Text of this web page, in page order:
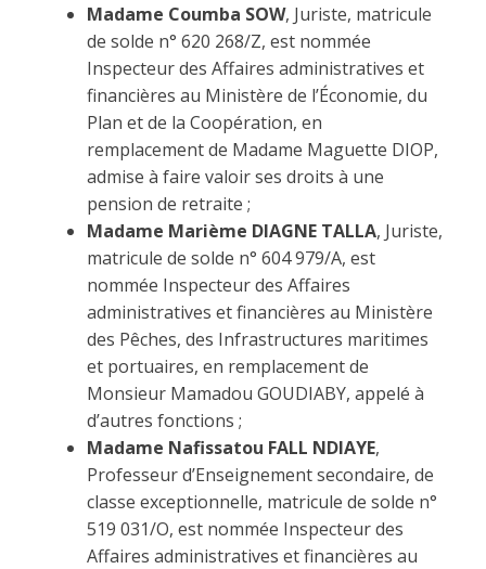
Madame Coumba SOW, Juriste, matricule
de solde n° 620 268/Z, est nommée
Inspecteur des Affaires administratives et
financières au Ministère de l’Économie, du
Plan et de la Coopération, en
remplacement de Madame Maguette DIOP,
admise à faire valoir ses droits à une
pension de retraite ;
Madame Marième DIAGNE TALLA, Juriste,
matricule de solde n° 604 979/A, est
nommée Inspecteur des Affaires
administratives et financières au Ministère
des Pêches, des Infrastructures maritimes
et portuaires, en remplacement de
Monsieur Mamadou GOUDIABY, appelé à
d’autres fonctions ;
Madame Nafissatou FALL NDIAYE,
Professeur d’Enseignement secondaire, de
classe exceptionnelle, matricule de solde n°
519 031/O, est nommée Inspecteur des
Affaires administratives et financières au